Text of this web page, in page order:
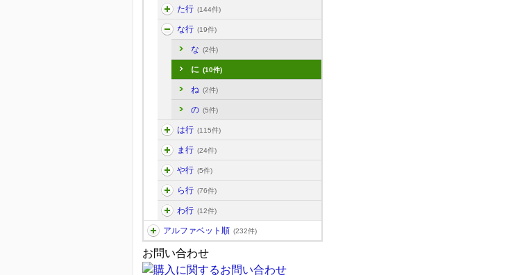
た行 (144件)
な行 (19件)
な (2件)
に (10件)
ね (2件)
の (5件)
は行 (115件)
ま行 (24件)
や行 (5件)
ら行 (76件)
わ行 (12件)
アルファベット順 (232件)
お問い合わせ